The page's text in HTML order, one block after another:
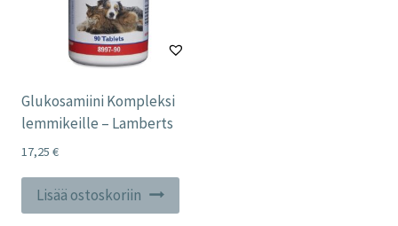
Glukosamiini Kompleksi
lemmikeille – Lamberts
17,25 €
Lisää ostoskoriin